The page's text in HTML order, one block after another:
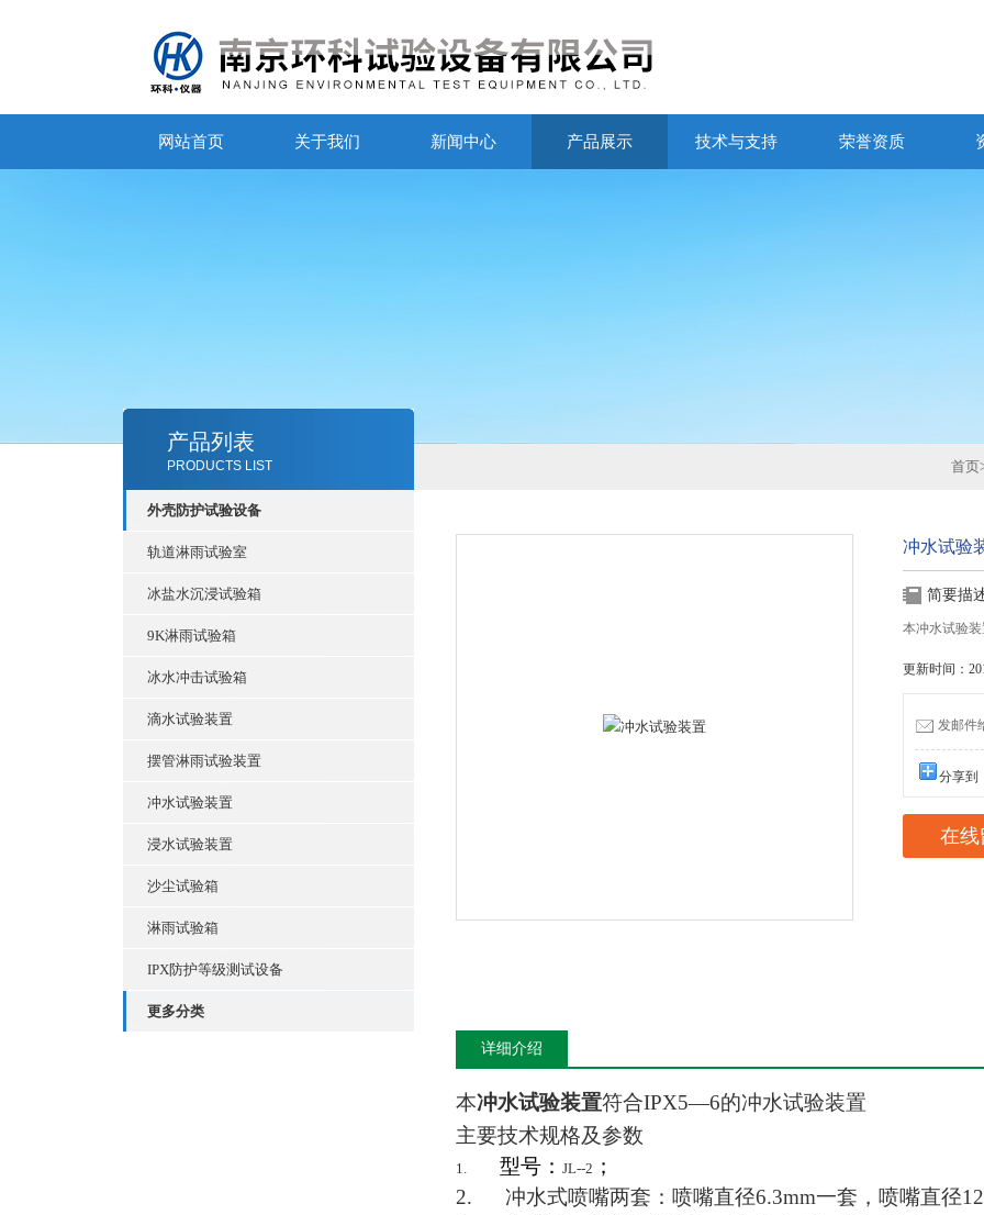
网站首页 关于我们 新闻中心 产品展示 技术与支持 荣誉资质
产品列表
PRODUCTS LIST
外壳防护试验设备
轨道淋雨试验室
冰盐水沉浸试验箱
9K淋雨试验箱
冰水冲击试验箱
滴水试验装置
摆管淋雨试验装置
冲水试验装置
浸水试验装置
沙尘试验箱
淋雨试验箱
IPX防护等级测试设备
更多分类
首页
冲水试验
简要描
本冲水试验
更新时间：
发邮件
分享到
在线
详细介绍
本冲水试验装置符合IPX5—6的冲水试验装置
主要技术规格及参数
1. 型号： JL--2 ；
2.
冲水式喷嘴两套：喷嘴直径6.3mm一套，喷嘴直径